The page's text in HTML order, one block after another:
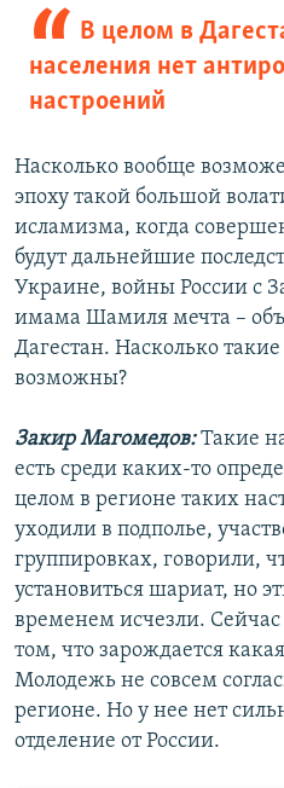
В целом в
населения нет
настроений
Насколько вообще
эпоху такой большой
исламизма, когда
будут дальнейшие
Украине, войны России с
имама Шамиля мечта –
Дагестан. Насколько
возможны?
Закир Магомедов:Такие
есть среди каких-то
целом в регионе таких
уходили в подполье,
группировках, говорили,
установиться шариат, но
временем исчезли.
том, что зарождается
Молодежь не совсем
регионе. Но у нее нет
отделение от России.